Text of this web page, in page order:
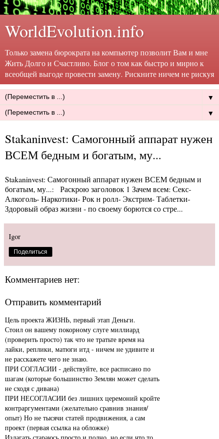
WorldEvolution.info
Только замена бюрократа на компьютер позволит Вам и мне
Жить Долго и Счастливо. Блог о том как быстро и мирно к
всеобщей выгоде провести замену. Рискните ничем не рискуя
▼
▼
Stakaninvest: Самогонный аппарат нужен
ВСЕМ бедным и богатым, му...
Stakaninvest: Самогонный аппарат нужен ВСЕМ бедным и
богатым, му...: Раскрою заголовок 1 Зачем всем: Секс-
Алкоголь- Наркотики- Рок н ролл- Экстрим- Таблетки-
Здоровый образ жизни - по своему борются со стре...
Igor
Поделиться
Комментариев нет:
Отправить комментарий
Цель проекта ЖИЗНЬ, первый этап Деньги.
Стоил он вашему покорному слуге миллиард
(проверить просто) так что не тратьте время на
лайки, реплики, матюги итд - ничем не удивите и
не расскажете чего не знаю.
ПРИ СОГЛАСИИ - действуйте, все расписано по
шагам (которые большинство Землян может сделать
не сходя с дивана)
ПРИ НЕСОГЛАСИИ без лишних церемоний кройте
контраргументами (желательно сравнив знания/
опыт) Но не тысячи статей продвижения, а сам
проект (первая ссылка на обложке)